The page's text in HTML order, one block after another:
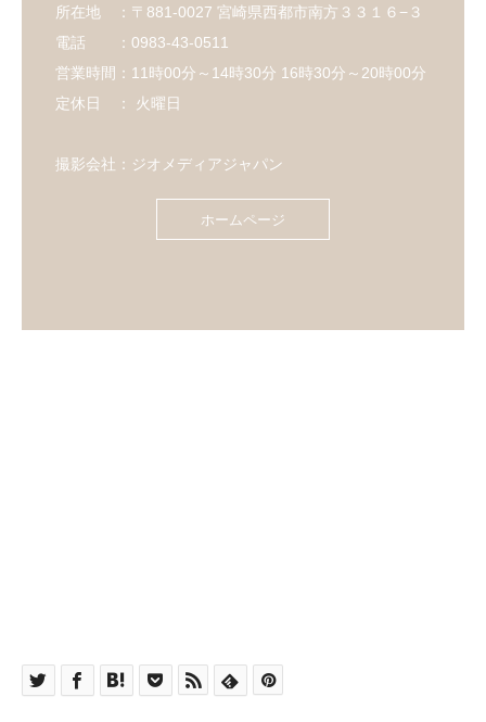
所在地 ：〒881-0027 宮崎県西都市南方３３１６−３
電話 ：0983-43-0511
営業時間：11時00分～14時30分 16時30分～20時00分
定休日 ： 火曜日
撮影会社：ジオメディアジャパン
ホームページ